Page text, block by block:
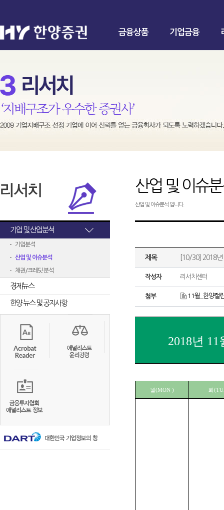
금융상품 기업금융
기업 및 산업분석
기업분석
산업 및 이슈분석
채권/크레딧 분석
경제뉴스
한양 뉴스 및 공지사항
산업 및 이슈
산업 및 이슈분석 입니다.
제목 [10/30] 2018
작성자 리서치센터
첨부 11월_한양캘
2018년
월(MON ) 화